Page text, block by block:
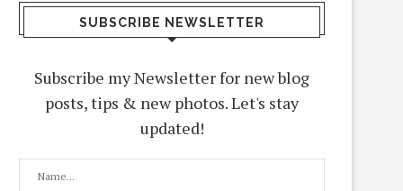
SUBSCRIBE NEWSLETTER
Subscribe my Newsletter for new blog
posts, tips & new photos. Let's stay
updated!